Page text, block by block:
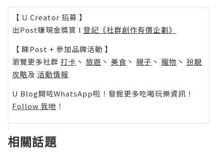
【 U Creator 招募 】
出Post賺現金獎賞 l 登記《社群創作有價企劃》
【 睇Post + 參加品牌活動 】
瀏覽更多社群 打卡 丶 旅遊 丶 美食 丶 親子 丶 寵物 丶 扮靚
攻略及 活動情報
U Blog開咗WhatsApp啦！發掘更多吃喝玩樂資訊！
Follow 我哋 ！
相關話題